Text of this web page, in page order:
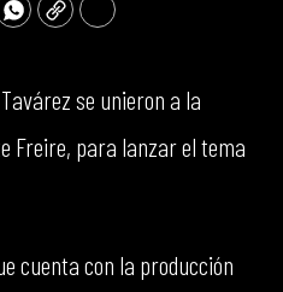
WhatsApp
Copy Print
se unieron a la
Freire, para lanzar el tema
cuenta con la producción